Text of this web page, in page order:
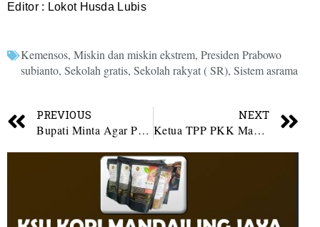
Editor : Lokot Husda Lubis
Kemensos, Miskin dan miskin ekstrem, Presiden Prabowo
subianto, Sekolah gratis, Sekolah rakyat ( SR), Sistem asrama
PREVIOUS
Bupati Minta Agar Pelayanan di RSU Panyabungan Maksimal.
NEXT
Ketua TPP PKK Madina Minta Laporan Rutin Kegiatan dari Kecamatan